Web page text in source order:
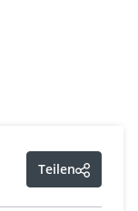
Teilen